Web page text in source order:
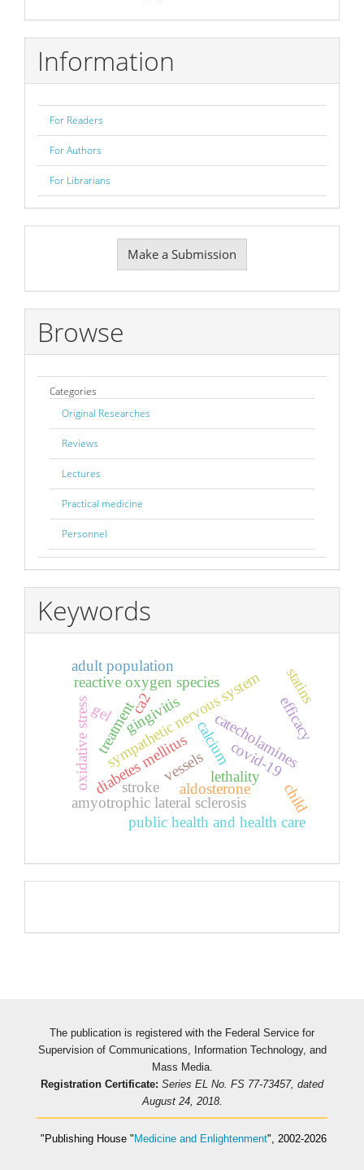
Information
For Readers
For Authors
For Librarians
Submission
Make a Submission
Browse
Categories
Original Researches
Reviews
Lectures
Practical medicine
Personnel
Keywords
diabetes mellitus catecholamines
sympathetic nervous system
calcium
ca2
reactive oxygen species
oxidative stress
amyotrophic lateral sclerosis
public health and health care
lethality
stroke
vessels covid-19
adult population
aldosterone
gingivitis efficacy
treatment
gel
statins
child
The publication is registered with the Federal Service for
Supervision of Communications, Information Technology, and
Mass Media.
Registration Certificate: Series EL No. FS 77-73457, dated
August 24, 2018.
"Publishing House " Medicine and Enlightenment", 2002-2026